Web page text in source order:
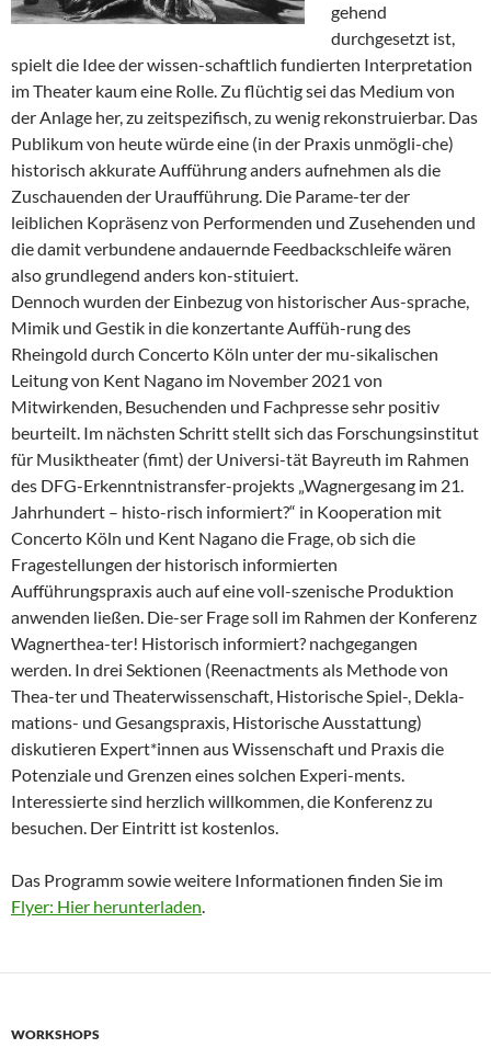
gehend
durchgesetzt ist,
spielt die Idee der wissen-schaftlich fundierten Interpretation
im Theater kaum eine Rolle. Zu flüchtig sei das Medium von
der Anlage her, zu zeitspezifisch, zu wenig rekonstruierbar. Das
Publikum von heute würde eine (in der Praxis unmögli-che)
historisch akkurate Aufführung anders aufnehmen als die
Zuschauenden der Uraufführung. Die Parame-ter der
leiblichen Kopräsenz von Performenden und Zusehenden und
die damit verbundene andauernde Feedbackschleife wären
also grundlegend anders kon-stituiert.
Dennoch wurden der Einbezug von historischer Aus-sprache,
Mimik und Gestik in die konzertante Auffüh-rung des
Rheingold durch Concerto Köln unter der mu-sikalischen
Leitung von Kent Nagano im November 2021 von
Mitwirkenden, Besuchenden und Fachpresse sehr positiv
beurteilt. Im nächsten Schritt stellt sich das Forschungsinstitut
für Musiktheater (fimt) der Universi-tät Bayreuth im Rahmen
des DFG-Erkenntnistransfer-projekts „Wagnergesang im 21.
Jahrhundert – histo-risch informiert?“ in Kooperation mit
Concerto Köln und Kent Nagano die Frage, ob sich die
Fragestellungen der historisch informierten
Aufführungspraxis auch auf eine voll-szenische Produktion
anwenden ließen. Die-ser Frage soll im Rahmen der Konferenz
Wagnerthea-ter! Historisch informiert? nachgegangen
werden. In drei Sektionen (Reenactments als Methode von
Thea-ter und Theaterwissenschaft, Historische Spiel-, Dekla-
mations- und Gesangspraxis, Historische Ausstattung)
diskutieren Expert*innen aus Wissenschaft und Praxis die
Potenziale und Grenzen eines solchen Experi-ments.
Interessierte sind herzlich willkommen, die Konferenz zu
besuchen. Der Eintritt ist kostenlos.
Das Programm sowie weitere Informationen finden Sie im
Flyer: Hier herunterladen.
WORKSHOPS